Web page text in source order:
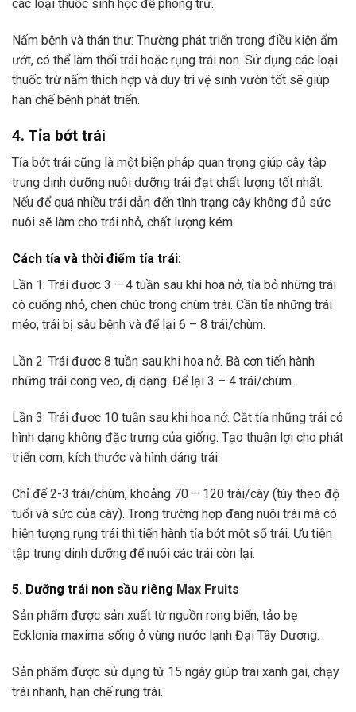
các loại thuốc sinh học để phòng trừ.
Nấm bệnh và thán thư: Thường phát triển trong điều kiện ẩm
ướt, có thể làm thối trái hoặc rụng trái non. Sử dụng các loại
thuốc trừ nấm thích hợp và duy trì vệ sinh vườn tốt sẽ giúp
hạn chế bệnh phát triển.
4. Tỉa bớt trái
Tỉa bớt trái cũng là một biện pháp quan trọng giúp cây tập
trung dinh dưỡng nuôi dưỡng trái đạt chất lượng tốt nhất.
Nếu để quá nhiều trái dẫn đến tình trạng cây không đủ sức
nuôi sẽ làm cho trái nhỏ, chất lượng kém.
Cách tỉa và thời điểm tỉa trái:
Lần 1: Trái được 3 – 4 tuần sau khi hoa nở, tỉa bỏ những trái
có cuống nhỏ, chen chúc trong chùm trái. Cần tỉa những trái
méo, trái bị sâu bệnh và để lại 6 – 8 trái/chùm.
Lần 2: Trái được 8 tuần sau khi hoa nở. Bà cơn tiến hành
những trái cong vẹo, dị dạng. Để lại 3 – 4 trái/chùm.
Lần 3: Trái được 10 tuần sau khi hoa nở. Cắt tỉa những trái có
hình dạng không đặc trưng của giống. Tạo thuận lợi cho phát
triển cơm, kích thước và hình dáng trái.
Chỉ để 2-3 trái/chùm, khoảng 70 – 120 trái/cây (tùy theo độ
tuổi và sức của cây). Trong trường hợp đang nuôi trái mà có
hiện tượng rụng trái thì tiến hành tỉa bớt một số trái. Ưu tiên
tập trung dinh dưỡng để nuôi các trái còn lại.
5. Dưỡng trái non sầu riêng Max Fruits
Sản phẩm được sản xuất từ nguồn rong biển, tảo bẹ
Ecklonia maxima sống ở vùng nước lạnh Đại Tây Dương.
Sản phẩm được sử dụng từ 15 ngày giúp trái xanh gai, chạy
trái nhanh, hạn chế rụng trái.